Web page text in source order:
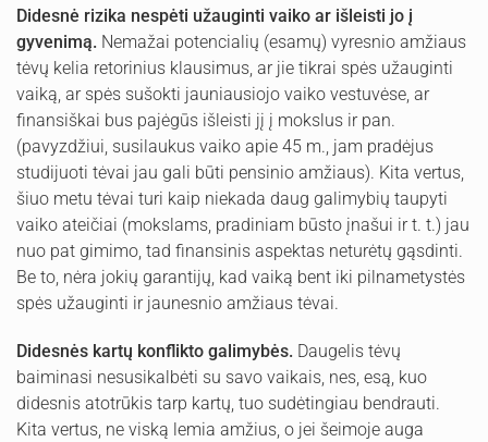
Didesnė rizika nespėti užauginti vaiko ar išleisti jo į
gyvenimą. Nemažai potencialių (esamų) vyresnio amžiaus
tėvų kelia retorinius klausimus, ar jie tikrai spės užauginti
vaiką, ar spės sušokti jauniausiojo vaiko vestuvėse, ar
finansiškai bus pajėgūs išleisti jį į mokslus ir pan.
(pavyzdžiui, susilaukus vaiko apie 45 m., jam pradėjus
studijuoti tėvai jau gali būti pensinio amžiaus). Kita vertus,
šiuo metu tėvai turi kaip niekada daug galimybių taupyti
vaiko ateičiai (mokslams, pradiniam būsto įnašui ir t. t.) jau
nuo pat gimimo, tad finansinis aspektas neturėtų gąsdinti.
Be to, nėra jokių garantijų, kad vaiką bent iki pilnametystės
spės užauginti ir jaunesnio amžiaus tėvai.
Didesnės kartų konflikto galimybės. Daugelis tėvų
baiminasi nesusikalbėti su savo vaikais, nes, esą, kuo
didesnis atotrūkis tarp kartų, tuo sudėtingiau bendrauti.
Kita vertus, ne viską lemia amžius, o jei šeimoje auga